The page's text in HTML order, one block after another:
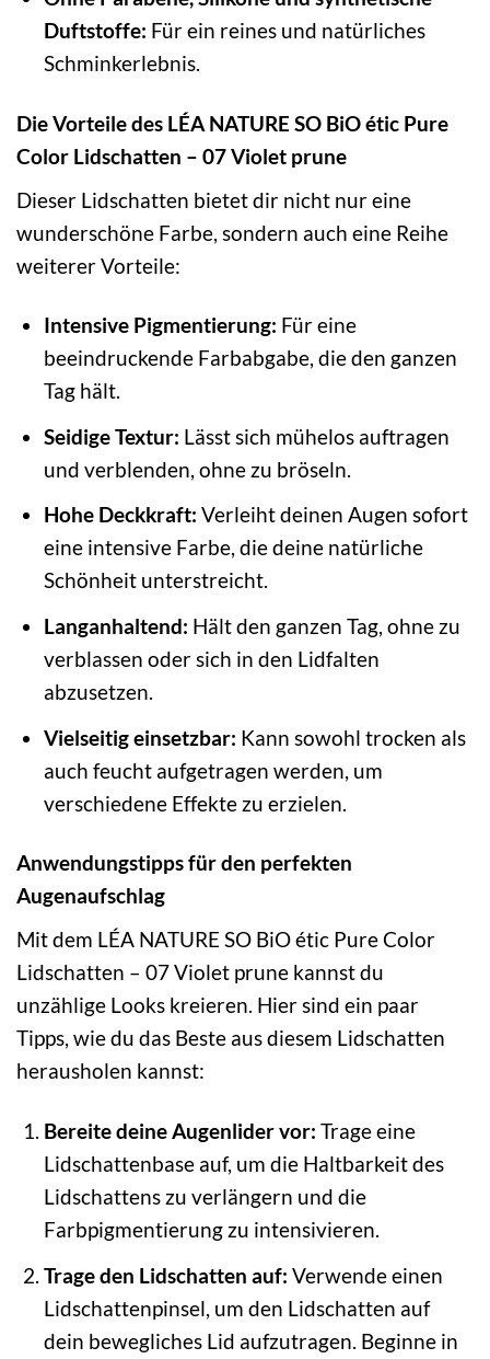
Duftstoffe: Für ein reines und natürliches
Schminkerlebnis.
Die Vorteile des LÉA NATURE SO BiO étic Pure
Color Lidschatten – 07 Violet prune
Dieser Lidschatten bietet dir nicht nur eine
wunderschöne Farbe, sondern auch eine Reihe
weiterer Vorteile:
Intensive Pigmentierung: Für eine
beeindruckende Farbabgabe, die den ganzen
Tag hält.
Seidige Textur: Lässt sich mühelos auftragen
und verblenden, ohne zu bröseln.
Hohe Deckkraft: Verleiht deinen Augen sofort
eine intensive Farbe, die deine natürliche
Schönheit unterstreicht.
Langanhaltend: Hält den ganzen Tag, ohne zu
verblassen oder sich in den Lidfalten
abzusetzen.
Vielseitig einsetzbar: Kann sowohl trocken als
auch feucht aufgetragen werden, um
verschiedene Effekte zu erzielen.
Anwendungstipps für den perfekten
Augenaufschlag
Mit dem LÉA NATURE SO BiO étic Pure Color
Lidschatten – 07 Violet prune kannst du
unzählige Looks kreieren. Hier sind ein paar
Tipps, wie du das Beste aus diesem Lidschatten
herausholen kannst:
Bereite deine Augenlider vor: Trage eine
Lidschattenbase auf, um die Haltbarkeit des
Lidschattens zu verlängern und die
Farbpigmentierung zu intensivieren.
Trage den Lidschatten auf: Verwende einen
Lidschattenpinsel, um den Lidschatten auf
dein bewegliches Lid aufzutragen. Beginne in